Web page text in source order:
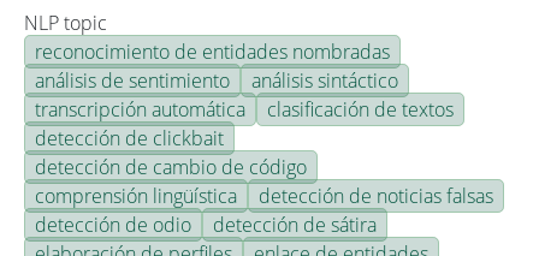
NLP topic
reconocimiento de entidades nombradas
análisis de sentimiento
análisis sintáctico
transcripción automática
clasificación de textos
detección de clickbait
detección de cambio de código
comprensión lingüística
detección de noticias falsas
detección de odio
detección de sátira